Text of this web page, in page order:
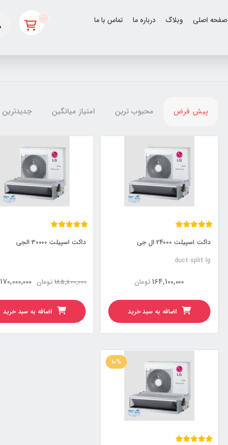
صفحه اصلی وبلاگ درباره ما تماس با ما
پیش فرض محبوب ترین امتیاز میانگین جدیدترین
داکت اسپیلت 24000 ال جی
duct split lg
تومان164,100,000
اضافه به سبد خرید
داکت اسپیلت 30000 الجی
تومان185,800,000
170,000,000
اضافه به سبد خرید
10%